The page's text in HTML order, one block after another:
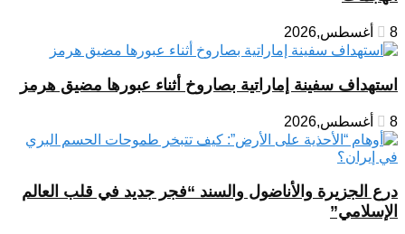
8 أغسطس,2026
استهداف سفينة إماراتية بصاروخ أثناء عبورها مضيق هرمز
8 أغسطس,2026
درع الجزيرة والأناضول والسند “فجر جديد في قلب العالم
الإسلامي”